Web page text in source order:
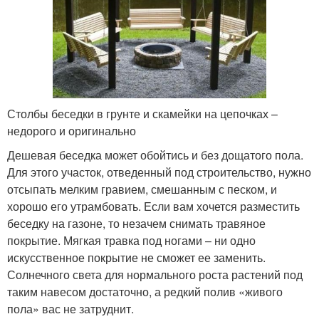
Столбы беседки в грунте и скамейки на цепочках –
недорого и оригинально
Дешевая беседка может обойтись и без дощатого пола.
Для этого участок, отведенный под строительство, нужно
отсыпать мелким гравием, смешанным с песком, и
хорошо его утрамбовать. Если вам хочется разместить
беседку на газоне, то незачем снимать травяное
покрытие. Мягкая травка под ногами – ни одно
искусственное покрытие не сможет ее заменить.
Солнечного света для нормального роста растений под
таким навесом достаточно, а редкий полив «живого
пола» вас не затруднит.